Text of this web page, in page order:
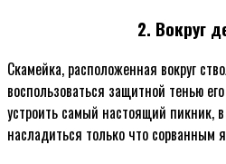
2. Вокруг
Скамейка, расположенная вокруг
воспользоваться защитной тенью
устроить самый настоящий пикник,
насладиться только что сорванным